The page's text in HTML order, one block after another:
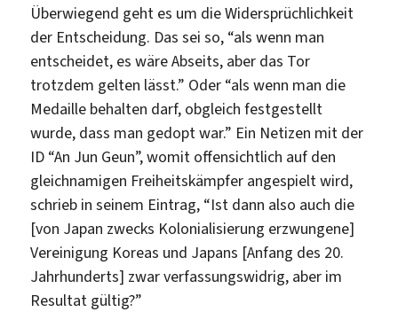
Überwiegend geht es um die Widersprüchlichkeit
der Entscheidung. Das sei so, “als wenn man
entscheidet, es wäre Abseits, aber das Tor
trotzdem gelten lässt.” Oder “als wenn man die
Medaille behalten darf, obgleich festgestellt
wurde, dass man gedopt war.” Ein Netizen mit der
ID “An Jun Geun”, womit offensichtlich auf den
gleichnamigen Freiheitskämpfer angespielt wird,
schrieb in seinem Eintrag, “Ist dann also auch die
[von Japan zwecks Kolonialisierung erzwungene]
Vereinigung Koreas und Japans [Anfang des 20.
Jahrhunderts] zwar verfassungswidrig, aber im
Resultat gültig?”